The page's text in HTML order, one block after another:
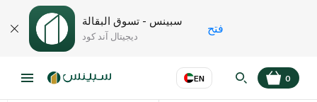
سبينس - تسوق البقالة
ديجيتال آند كود
فتح
EN 0